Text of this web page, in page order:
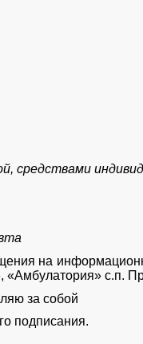
средствами
на
с.п.
за собой
подписания.